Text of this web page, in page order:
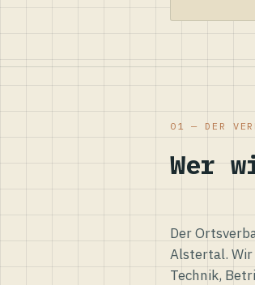
01 — DER
Wer
Der
Alstertal.
Technik,